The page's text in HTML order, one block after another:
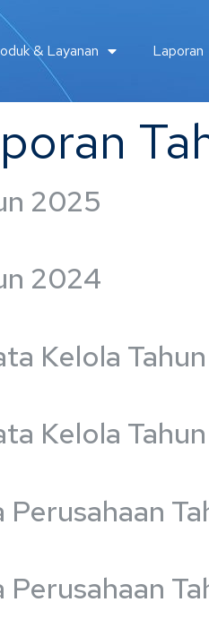
& Layanan Laporan
2025
2024
Kelola
Kelola
Perusahaan